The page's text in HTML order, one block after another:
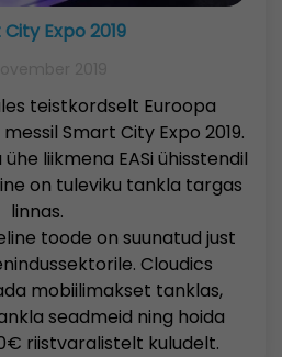
Expo 2019
teistkordselt Euroopa
Smart City Expo 2019.
liikmena EASi ühisstendil
on tuleviku tankla targas
linnas.
toode on suunatud just
Cloudics
mobiilimakset tanklas,
seadmeid ning hoida
riistvaralistelt kuludelt.